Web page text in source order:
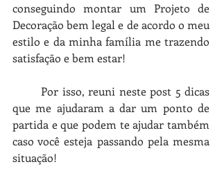
conseguindo montar um Projeto de
Decoração bem legal e de acordo o meu
estilo e da minha família me trazendo
satisfação e bem estar!
Por isso, reuni neste post 5 dicas
que me ajudaram a dar um ponto de
partida e que podem te ajudar também
caso você esteja passando pela mesma
situação!